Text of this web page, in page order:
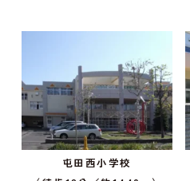
屯田西小学校